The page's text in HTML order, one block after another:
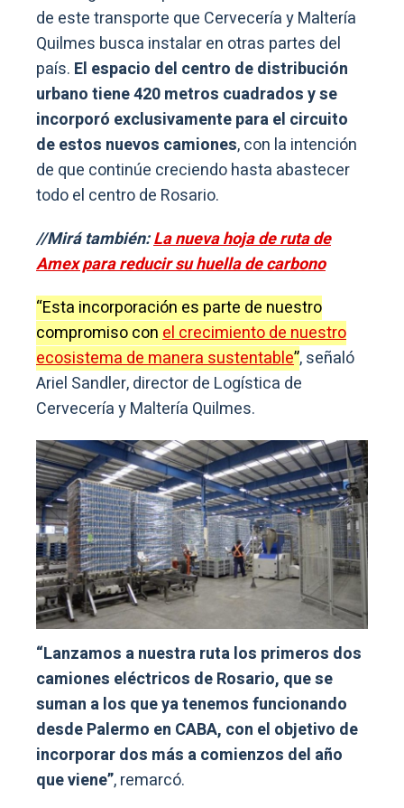
de este transporte que Cervecería y Maltería
Quilmes busca instalar en otras partes del
país. El espacio del centro de distribución
urbano tiene 420 metros cuadrados y se
incorporó exclusivamente para el circuito
de estos nuevos camiones, con la intención
de que continúe creciendo hasta abastecer
todo el centro de Rosario.
//Mirá también:La nueva hoja de ruta de
Amex para reducir su huella de carbono
“Esta incorporación es parte de nuestro
compromiso conel crecimiento de nuestro
ecosistema de manera sustentable”, señaló
Ariel Sandler, director de Logística de
Cervecería y Maltería Quilmes.
“Lanzamos a nuestra ruta los primeros dos
camiones eléctricos de Rosario, que se
suman a los que ya tenemos funcionando
desde Palermo en CABA, con el objetivo de
incorporar dos más a comienzos del año
que viene”, remarcó.